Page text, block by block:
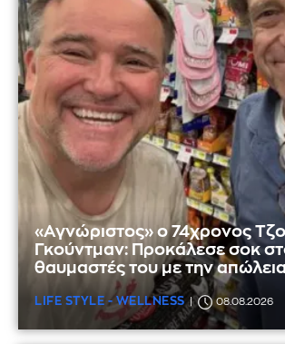
«Αγνώριστος» ο 74χρονος
Γκούντμαν: Προκάλεσε σοκ
θαυμαστές του με την
LIFE STYLE - WELLNESS 08.08.2026